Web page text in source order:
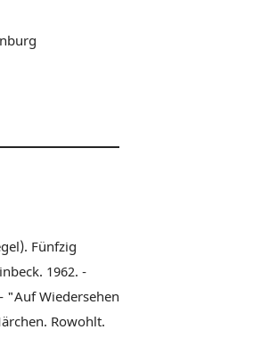
Fünfzig
1962. -
"Auf Wiedersehen
Rowohlt.